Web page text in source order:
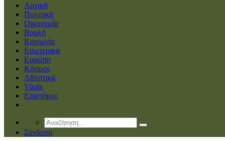
Αρχική
Πολιτική
Οικονομία
Βουλή
Κοινωνία
Εσωτερικά
Ευρώπη
Κόσμος
Αθλητικά
Virals
Επιστήμες
Σύνδεση